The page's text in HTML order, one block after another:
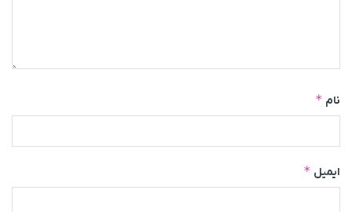
نام *
ایمیل *